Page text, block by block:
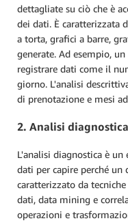
dettagliate su ciò che è
dei dati. È caratterizzata
a torta, grafici a barre,
generate. Ad esempio,
registrare dati come il
giorno. L'analisi
di prenotazione e mesi
2. Analisi diagnostica
L'analisi diagnostica è
dati per capire perché un
caratterizzato da
dati, data mining e
operazioni e